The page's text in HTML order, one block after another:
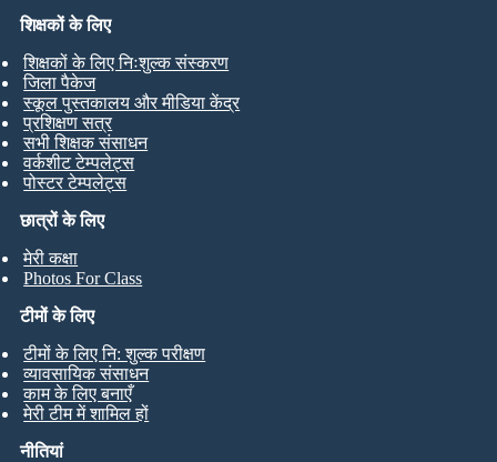
छात्रों के लिए
मेरी कक्षा
Photos For Class
शिक्षकों के लिए
शिक्षकों के लिए निःशुल्क संस्करण
जिला पैकेज
स्कूल पुस्तकालय और मीडिया केंद्र
प्रशिक्षण सत्र
सभी शिक्षक संसाधन
वर्कशीट टेम्पलेट्स
पोस्टर टेम्पलेट्स
टीमों के लिए
टीमों के लिए नि: शुल्क परीक्षण
व्यावसायिक संसाधन
काम के लिए बनाएँ
मेरी टीम में शामिल हों
नीतियां